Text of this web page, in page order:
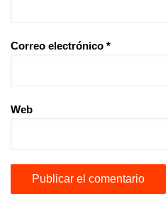
Correo electrónico *
Web